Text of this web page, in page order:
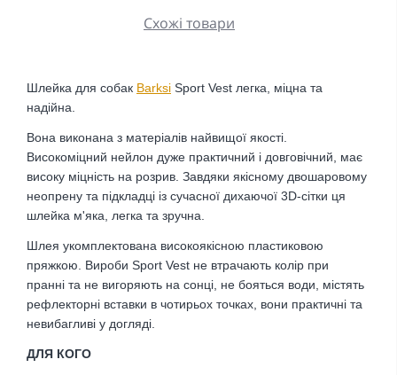
Схожі товари
Шлейка для собак Barksi Sport Vest легка, міцна та
надійна.
Вона виконана з матеріалів найвищої якості.
Високоміцний нейлон дуже практичний і довговічний, має
високу міцність на розрив. Завдяки якісному двошаровому
неопрену та підкладці із сучасної дихаючої 3D-сітки ця
шлейка м'яка, легка та зручна.
Шлея укомплектована високоякісною пластиковою
пряжкою. Вироби Sport Vest не втрачають колір при
пранні та не вигоряють на сонці, не бояться води, містять
рефлекторні вставки в чотирьох точках, вони практичні та
невибагливі у догляді.
ДЛЯ КОГО